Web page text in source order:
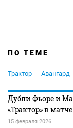
ПО ТЕМЕ
Трактор Авангард
Дубли Фьоре и
«Трактор» в
15 февраля 2026